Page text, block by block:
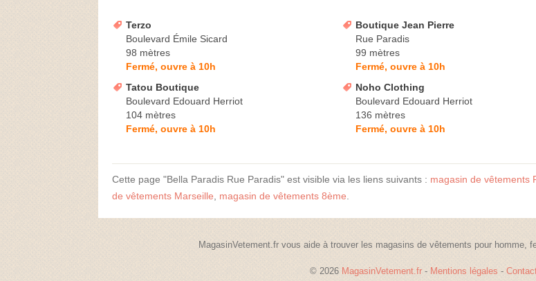
Terzo
Boulevard Émile Sicard
98 mètres
Fermé, ouvre à 10h
Boutique Jean Pierre
Rue Paradis
99 mètres
Fermé, ouvre à 10h
Tatou Boutique
Boulevard Edouard Herriot
104 mètres
Fermé, ouvre à 10h
Noho Clothing
Boulevard Edouard Herriot
136 mètres
Fermé, ouvre à 10h
Cette page "Bella Paradis Rue Paradis" est visible via les liens suivants : magasin de vêtements
de vêtements Marseille
magasin de vêtements 8ème
MagasinVetement.fr vous aide à trouver les magasins de vêtements pour homme,
© 2026 MagasinVetement.fr - Mentions légales -